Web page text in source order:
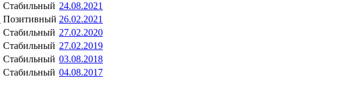
Стабильный 24.08.2021
Позитивный 26.02.2021
Стабильный 27.02.2020
Стабильный 27.02.2019
Стабильный 03.08.2018
Стабильный 04.08.2017